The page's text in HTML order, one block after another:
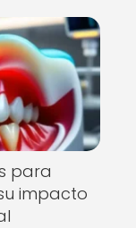
para
impacto